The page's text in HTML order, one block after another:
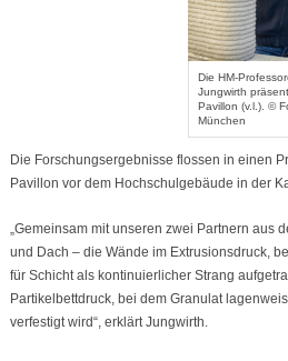
Die HM-
Jungwirth
Pavillon (v.l.). ©
München
Die Forschungsergebnisse flossen in einen
Pavillon vor dem Hochschulgebäude in der
„Gemeinsam mit unseren zwei Partnern aus
und Dach – die Wände im Extrusionsdruck,
für Schicht als kontinuierlicher Strang
Partikelbettdruck, bei dem Granulat
verfestigt wird“, erklärt Jungwirth.